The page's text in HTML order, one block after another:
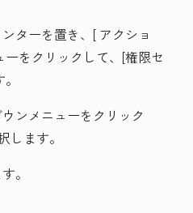
ターを置き、[ アクショ
をクリックして、[権限セ
ンメニューをクリック
します。
。